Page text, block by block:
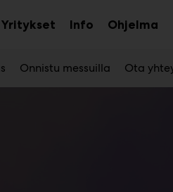
YrityksetAvaaInfoAvaaOhjelma
Onnistu messuilla Ota